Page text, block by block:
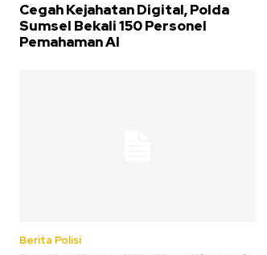
Cegah Kejahatan Digital, Polda
Sumsel Bekali 150 Personel
Pemahaman AI
Berita Polisi